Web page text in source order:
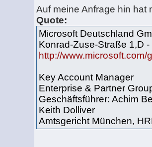
Auf meine Anfrage hin hat
Quote:
Microsoft Deutschland
Konrad-Zuse-Straße 1,D
http://www.microsoft.com/
Key Account Manager
Enterprise & Partner
Geschäftsführer: Achim
Keith Dolliver
Amtsgericht München,